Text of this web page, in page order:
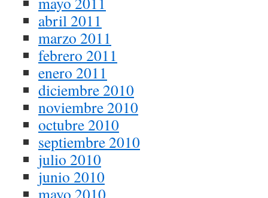
abril 2011
marzo 2011
febrero 2011
enero 2011
diciembre 2010
noviembre 2010
octubre 2010
septiembre 2010
julio 2010
junio 2010
mayo 2010